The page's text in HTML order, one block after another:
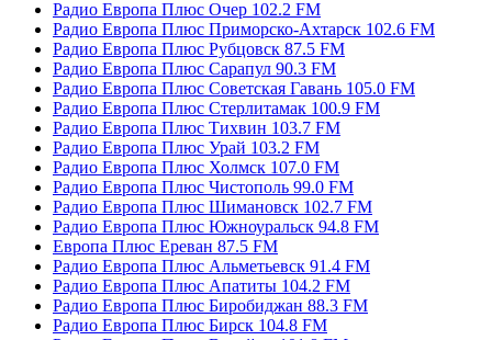
Радио Европа Плюс Очер 102.2 FM
Радио Европа Плюс Приморско-Ахтарск 102.6 FM
Радио Европа Плюс Рубцовск 87.5 FM
Радио Европа Плюс Сарапул 90.3 FM
Радио Европа Плюс Советская Гавань 105.0 FM
Радио Европа Плюс Стерлитамак 100.9 FM
Радио Европа Плюс Тихвин 103.7 FM
Радио Европа Плюс Урай 103.2 FM
Радио Европа Плюс Холмск 107.0 FM
Радио Европа Плюс Чистополь 99.0 FM
Радио Европа Плюс Шимановск 102.7 FM
Радио Европа Плюс Южноуральск 94.8 FM
Европа Плюс Ереван 87.5 FM
Радио Европа Плюс Альметьевск 91.4 FM
Радио Европа Плюс Апатиты 104.2 FM
Радио Европа Плюс Биробиджан 88.3 FM
Радио Европа Плюс Бирск 104.8 FM